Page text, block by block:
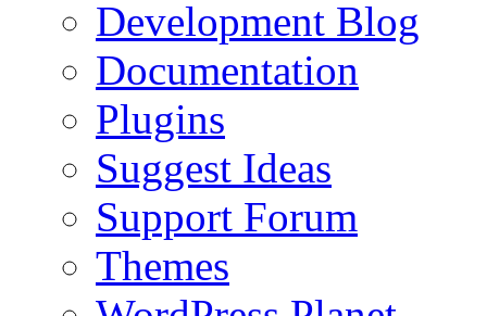
Development Blog
Documentation
Plugins
Suggest Ideas
Support Forum
Themes